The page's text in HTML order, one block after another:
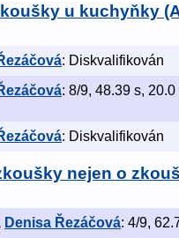
u kuchyňky
: Diskvalifikován
: 8/9, 48.39 s, 20.0
: Diskvalifikován
nejen o
Denisa Řezáčová: 4/9,